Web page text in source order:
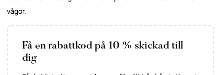
vågor.
Få en rabattkod på 10 % skickad till
dig